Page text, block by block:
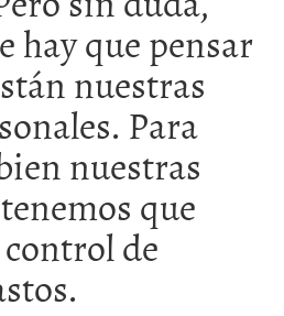
hay que pensar
nuestras
Para
nuestras
que
de